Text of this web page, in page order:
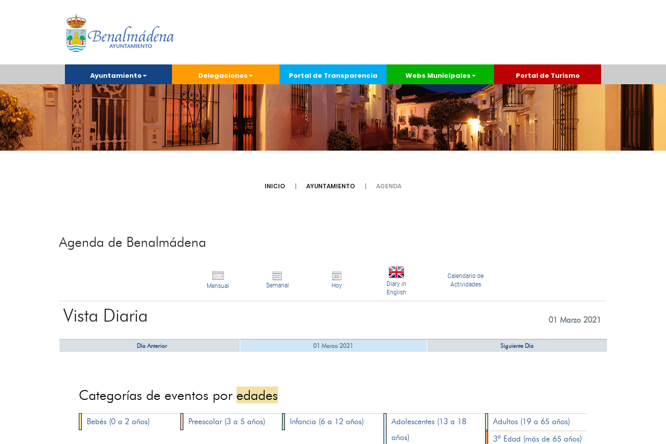
Ayuntamiento Delegaciones Portal de Transparencia Webs Municipales Portal de Turismo
INICIO AYUNTAMIENTO AGENDA
Agenda de Benalmádena
Mensual Semanal Hoy
Diary in
English
Calendario de
Actividades
Vista Diaria 01 Marzo 2021
Día Anterior 01 Marzo 2021 Siguiente Día
Categorías de eventos por edades
Bebés (0 a 2 años) Preescolar (3 a 5 años) Infancia (6 a 12 años)
Adolescentes (13 a 18
años)
Adultos (19 a 65 años)
3ª Edad (más de 65 años)